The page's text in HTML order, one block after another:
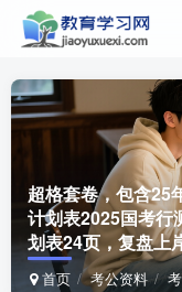
超格套卷，包含25
计划表2025国考行
划表24页，复盘上
首页 考公资料